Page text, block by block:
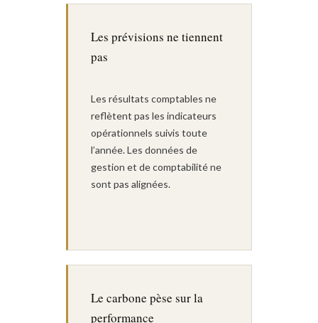
Les prévisions ne tiennent
pas
Les résultats comptables ne
reflètent pas les indicateurs
opérationnels suivis toute
l’année. Les données de
gestion et de comptabilité ne
sont pas alignées.
Le carbone pèse sur la
performance